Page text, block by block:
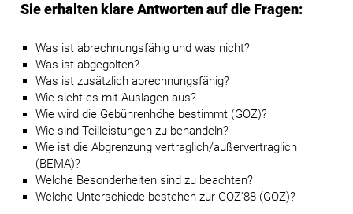
Sie erhalten klare Antworten auf die Fragen:
Was ist abrechnungsfähig und was nicht?
Was ist abgegolten?
Was ist zusätzlich abrechnungsfähig?
Wie sieht es mit Auslagen aus?
Wie wird die Gebührenhöhe bestimmt (GOZ)?
Wie sind Teilleistungen zu behandeln?
Wie ist die Abgrenzung vertraglich/außervertraglich
(BEMA)?
Welche Besonderheiten sind zu beachten?
Welche Unterschiede bestehen zur GOZ'88 (GOZ)?